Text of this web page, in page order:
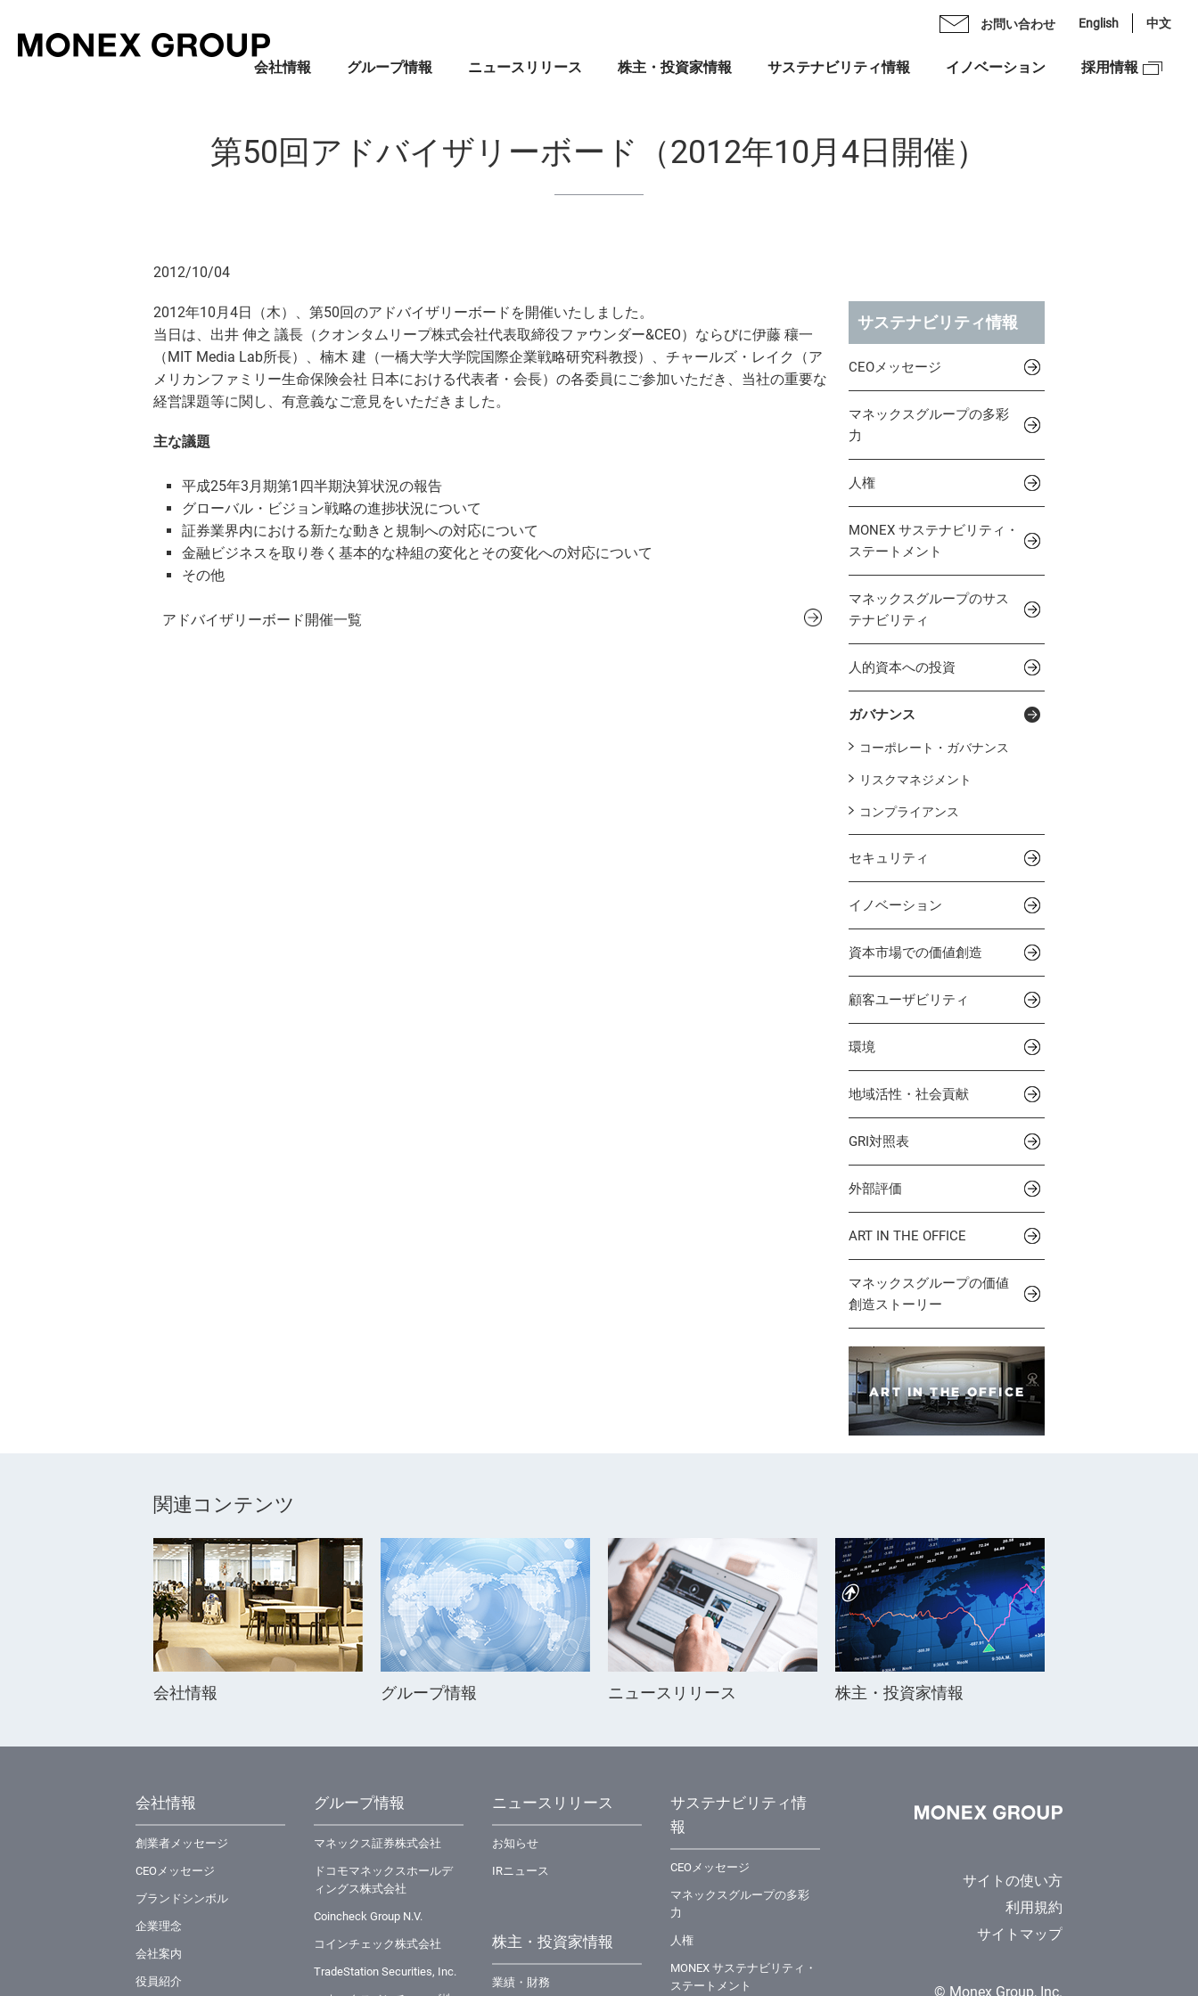
第50回アドバイザリーボード（2012年10月4日開催）
2012/10/04
サステナビリティ情報
CEOメッセージ
マネックスグループの多彩
力
⼈権
MONEX サステナビリティ・
ステートメント
マネックスグループのサス
テナビリティ
⼈的資本への投資
ガバナンス
コーポレート・ガバナンス
リスクマネジメント
コンプライアンス
セキュリティ
イノベーション
資本市場での価値創造
顧客ユーザビリティ
環境
地域活性・社会貢献
GRI対照表
外部評価
ART IN THE OFFICE
マネックスグループの価値
創造ストーリー
2012年10月4日（木）、第50回のアドバイザリーボードを開催いたしました。
当日は、出井 伸之 議長（クオンタムリープ株式会社代表取締役ファウンダー&CEO）ならびに伊藤 穰一
（MIT Media Lab所長）、楠木 建（一橋大学大学院国際企業戦略研究科教授）、チャールズ・レイク（ア
メリカンファミリー生命保険会社 日本における代表者・会長）の各委員にご参加いただき、当社の重要な
経営課題等に関し、有意義なご意見をいただきました。
主な議題
平成25年3月期第1四半期決算状況の報告
グローバル・ビジョン戦略の進捗状況について
証券業界内における新たな動きと規制への対応について
金融ビジネスを取り巻く基本的な枠組の変化とその変化への対応について
その他
アドバイザリーボード開催一覧
English 中文
お問い合わせ
会社情報
創業者メッセージ CEOメッセージ
ブランドステートメント ”MONEX”の由来
マネックスのあゆみ マネックスグループDEIフォーラム
詐欺等注意喚起
グループ情報
マネックス証券株式会社
マネックスグループ株式会社
マネックス・アセットマネジメント株式会社
マネックスファイナンス株式会社 マネックスクリプトバンク株式会社
カタリスト投資顧問株式会社
ジーネックス株式会社 株式会社ヴィリング
マネックスPB株式会社 マネックスライフセトルメント株式会社
ニュースリリース 株主・投資家情報
業績・財務 IRライブラリ
よくあるご質問
サステナビリティ情報
CEOメッセージ マネックスグループの多彩力
ガバナンス
イノベーション 資本市場での価値創造
顧客ユーザビリティ
外部評価 ART IN THE OFFICE
マネックスグループの価値創造ストーリー
イノベーション 採用情報
関連コンテンツ
会社情報 グループ情報 ニュースリリース 株主・投資家情報
サイトの使い方
利用規約
サイトマップ
© Monex Group, Inc.
会社情報
創業者メッセージ
CEOメッセージ
ブランドシンボル
企業理念
会社案内
役員紹介
グループ情報
マネックス証券株式会社
ドコモマネックスホールデ
ィングス株式会社
Coincheck Group N.V.
コインチェック株式会社
TradeStation Securities, Inc.
ニュースリリース
お知らせ
IRニュース
株主・投資家情報
業績・財務
サステナビリティ情
報
CEOメッセージ
マネックスグループの多彩
力
⼈権
MONEX サステナビリティ・
ステートメント